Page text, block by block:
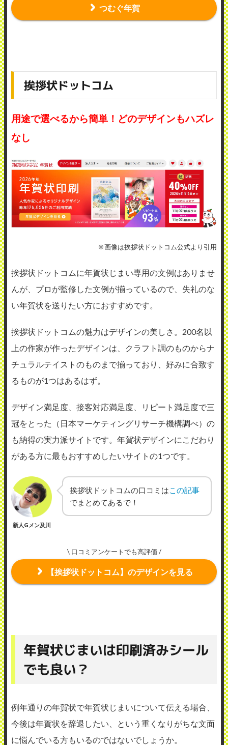
つむぐ年賀
挨拶状ドットコム
用途で選べるから簡単！どのデザインもハズレ
なし
※画像は挨拶状ドットコム公式より引用
挨拶状ドットコムに年賀状じまい専用の文例はありませ
んが、プロが監修した文例が揃っているので、失礼のな
い年賀状を送りたい方におすすめです。
挨拶状ドットコムの魅力はデザインの美しさ。200名以
上の作家が作ったデザインは、クラフト調のものからナ
チュラルテイストのものまで揃っており、好みに合致す
るものが1つはあるはず。
デザイン満足度、接客対応満足度、リピート満足度で三
冠をとった（日本マーケティングリサーチ機構調べ）の
も納得の実力派サイトです。年賀状デザインにこだわり
がある方に最もおすすめしたいサイトの1つです。
新人Gメン及川
挨拶状ドットコムの口コミはこの記事
でまとめてあるで！
\ 口コミアンケートでも高評価 /
【挨拶状ドットコム】のデザインを見る
年賀状じまいは印刷済みシール
でも良い？
例年通りの年賀状で年賀状じまいについて伝える場合、
今後は年賀状を辞退したい、という重くなりがちな文面
に悩んでいる方もいるのではないでしょうか。